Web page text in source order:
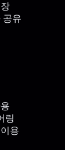
공유
링
용